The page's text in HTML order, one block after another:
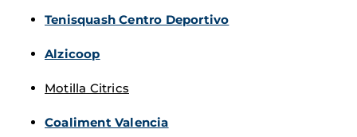
Tenisquash Centro Deportivo
Alzicoop
Motilla Citrics
Coaliment Valencia